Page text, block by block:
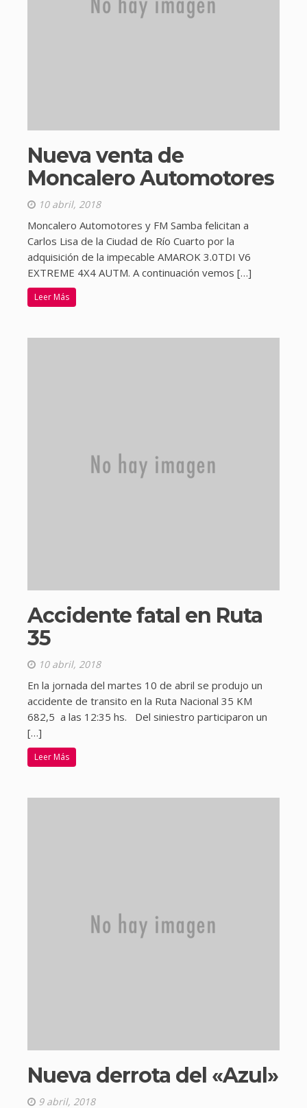
Nueva venta de
Moncalero Automotores
10 abril, 2018
Moncalero Automotores y FM Samba felicitan a
Carlos Lisa de la Ciudad de Río Cuarto por la
adquisición de la impecable AMAROK 3.0TDI V6
EXTREME 4X4 AUTM. A continuación vemos […]
Leer Más
Accidente fatal en Ruta
35
10 abril, 2018
En la jornada del martes 10 de abril se produjo un
accidente de transito en la Ruta Nacional 35 KM
682,5 a las 12:35 hs. Del siniestro participaron un
[…]
Leer Más
Nueva derrota del «Azul»
9 abril, 2018